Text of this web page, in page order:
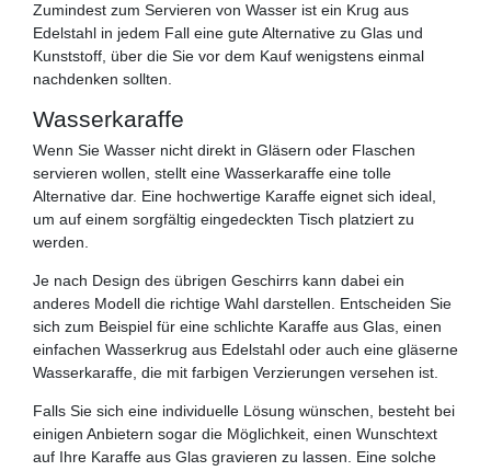
Zumindest zum Servieren von Wasser ist ein Krug aus
Edelstahl in jedem Fall eine gute Alternative zu Glas und
Kunststoff, über die Sie vor dem Kauf wenigstens einmal
nachdenken sollten.
Wasserkaraffe
Wenn Sie Wasser nicht direkt in Gläsern oder Flaschen
servieren wollen, stellt eine Wasserkaraffe eine tolle
Alternative dar. Eine hochwertige Karaffe eignet sich ideal,
um auf einem sorgfältig eingedeckten Tisch platziert zu
werden.
Je nach Design des übrigen Geschirrs kann dabei ein
anderes Modell die richtige Wahl darstellen. Entscheiden Sie
sich zum Beispiel für eine schlichte Karaffe aus Glas, einen
einfachen Wasserkrug aus Edelstahl oder auch eine gläserne
Wasserkaraffe, die mit farbigen Verzierungen versehen ist.
Falls Sie sich eine individuelle Lösung wünschen, besteht bei
einigen Anbietern sogar die Möglichkeit, einen Wunschtext
auf Ihre Karaffe aus Glas gravieren zu lassen. Eine solche